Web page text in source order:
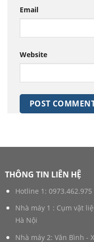
Email
Website
THÔNG TIN LIÊN HỆ
Hotline 1: 0973.462.975
Nhà máy 1 : Cụm vật
Hà Nội
Nhà máy 2: Văn Bình -